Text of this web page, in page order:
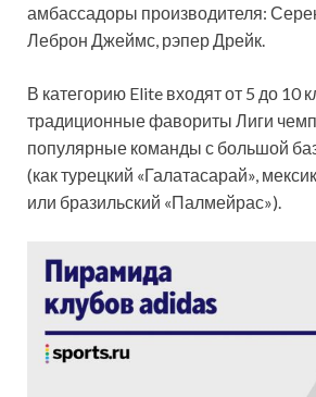
амбассадоры производителя:
Леброн Джеймс, рэпер Дрейк.
В категорию Elite входят от 5 до 10
традиционные фавориты Лиги
популярные команды с большой
(как турецкий «Галатасарай»,
или бразильский «Палмейрас»).